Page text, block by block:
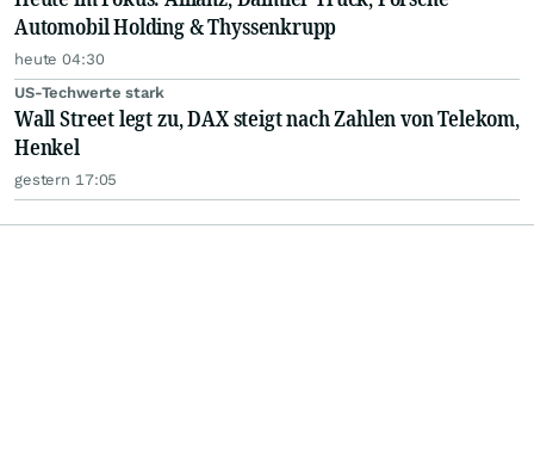
Automobil Holding & Thyssenkrupp
heute 04:30
US-Techwerte stark
Wall Street legt zu, DAX steigt nach Zahlen von Telekom,
Henkel
gestern 17:05